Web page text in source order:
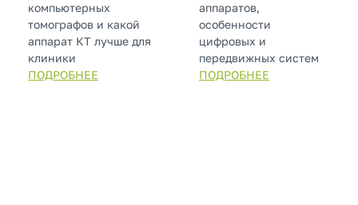
компьютерных
томографов и какой
аппарат КТ лучше для
клиники
ПОДРОБНЕЕ
аппаратов,
особенности
цифровых и
передвижных систем
ПОДРОБНЕЕ